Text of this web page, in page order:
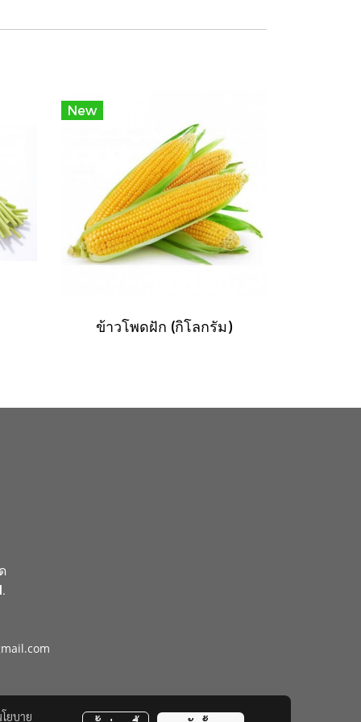
New
ข้าวโพดฝัก (กิโลกรัม)
ยบาย